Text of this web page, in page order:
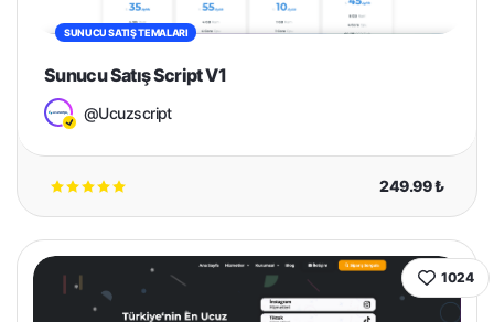
SUNUCU SATIŞ TEMALARI
Sunucu Satış Script V1
@Ucuzscript
249.99 ₺
1024